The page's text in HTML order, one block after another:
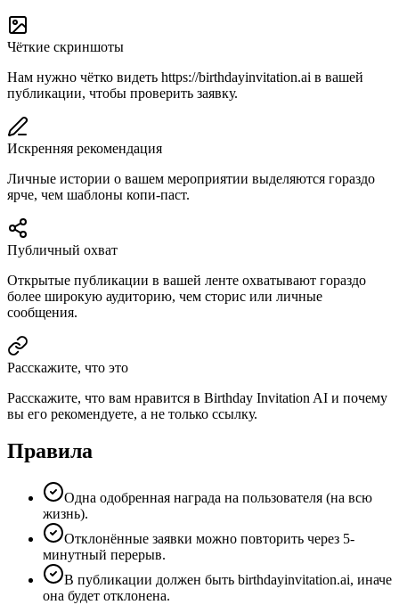
Чёткие скриншоты
Нам нужно чётко видеть https://birthdayinvitation.ai в вашей
публикации, чтобы проверить заявку.
Искренняя рекомендация
Личные истории о вашем мероприятии выделяются гораздо
ярче, чем шаблоны копи-паст.
Публичный охват
Открытые публикации в вашей ленте охватывают гораздо
более широкую аудиторию, чем сторис или личные
сообщения.
Расскажите, что это
Расскажите, что вам нравится в Birthday Invitation AI и почему
вы его рекомендуете, а не только ссылку.
Правила
Одна одобренная награда на пользователя (на всю
жизнь).
Отклонённые заявки можно повторить через 5-
минутный перерыв.
В публикации должен быть birthdayinvitation.ai, иначе
она будет отклонена.